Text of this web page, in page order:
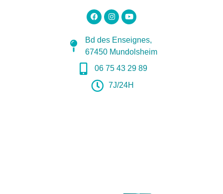
Bd des Enseignes,
67450 Mundolsheim
06 75 43 29 89
7J/24H